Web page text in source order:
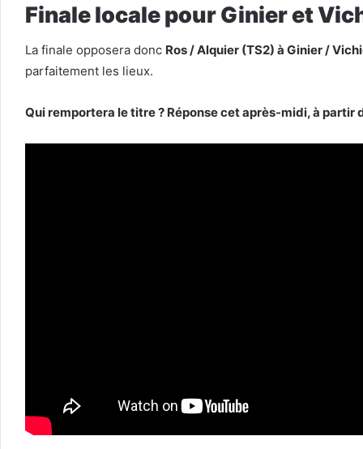
Finale locale pour Ginier et
La finale opposera donc Ros / Alquier (TS2) à Ginier /
parfaitement les lieux.
Qui remportera le titre ? Réponse cet après-midi, à partir